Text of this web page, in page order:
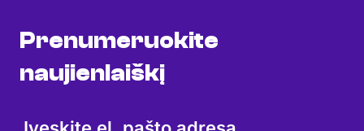
Prenumeruokite
naujienlaiškį